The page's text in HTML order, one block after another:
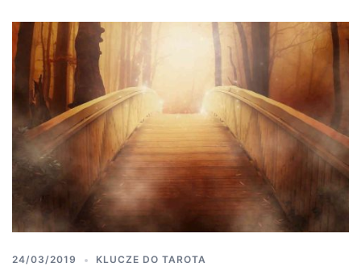
24/03/2019 KLUCZE DO TAROTA